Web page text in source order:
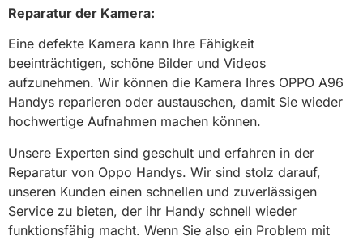
Reparatur der Kamera:
Eine defekte Kamera kann Ihre Fähigkeit
beeinträchtigen, schöne Bilder und Videos
aufzunehmen. Wir können die Kamera Ihres OPPO A96
Handys reparieren oder austauschen, damit Sie wieder
hochwertige Aufnahmen machen können.
Unsere Experten sind geschult und erfahren in der
Reparatur von Oppo Handys. Wir sind stolz darauf,
unseren Kunden einen schnellen und zuverlässigen
Service zu bieten, der ihr Handy schnell wieder
funktionsfähig macht. Wenn Sie also ein Problem mit